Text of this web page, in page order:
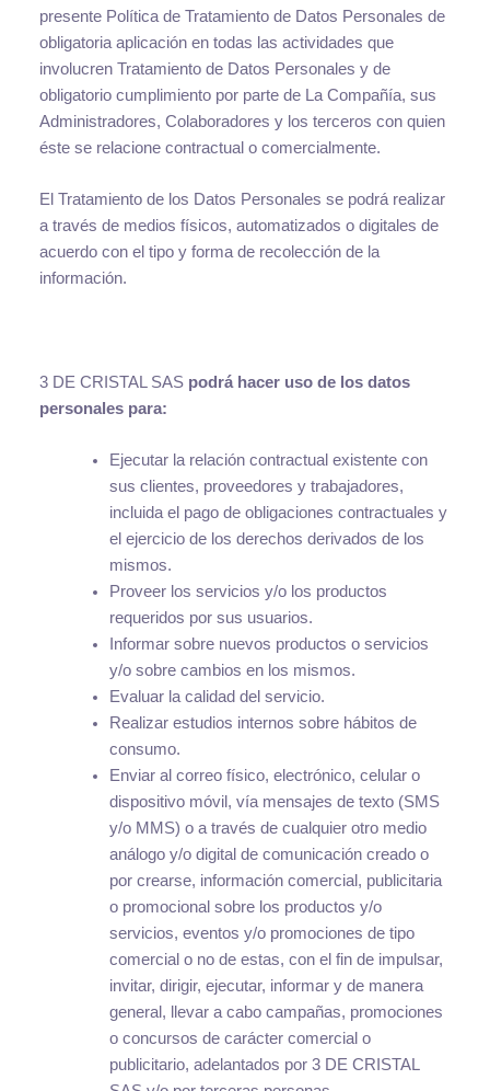
presente Política de Tratamiento de Datos Personales de
obligatoria aplicación en todas las actividades que
involucren Tratamiento de Datos Personales y de
obligatorio cumplimiento por parte de La Compañía, sus
Administradores, Colaboradores y los terceros con quien
éste se relacione contractual o comercialmente.
El Tratamiento de los Datos Personales se podrá realizar
a través de medios físicos, automatizados o digitales de
acuerdo con el tipo y forma de recolección de la
información.
3 DE CRISTAL SAS podrá hacer uso de los datos
personales para:
Ejecutar la relación contractual existente con
sus clientes, proveedores y trabajadores,
incluida el pago de obligaciones contractuales y
el ejercicio de los derechos derivados de los
mismos.
Proveer los servicios y/o los productos
requeridos por sus usuarios.
Informar sobre nuevos productos o servicios
y/o sobre cambios en los mismos.
Evaluar la calidad del servicio.
Realizar estudios internos sobre hábitos de
consumo.
Enviar al correo físico, electrónico, celular o
dispositivo móvil, vía mensajes de texto (SMS
y/o MMS) o a través de cualquier otro medio
análogo y/o digital de comunicación creado o
por crearse, información comercial, publicitaria
o promocional sobre los productos y/o
servicios, eventos y/o promociones de tipo
comercial o no de estas, con el fin de impulsar,
invitar, dirigir, ejecutar, informar y de manera
general, llevar a cabo campañas, promociones
o concursos de carácter comercial o
publicitario, adelantados por 3 DE CRISTAL